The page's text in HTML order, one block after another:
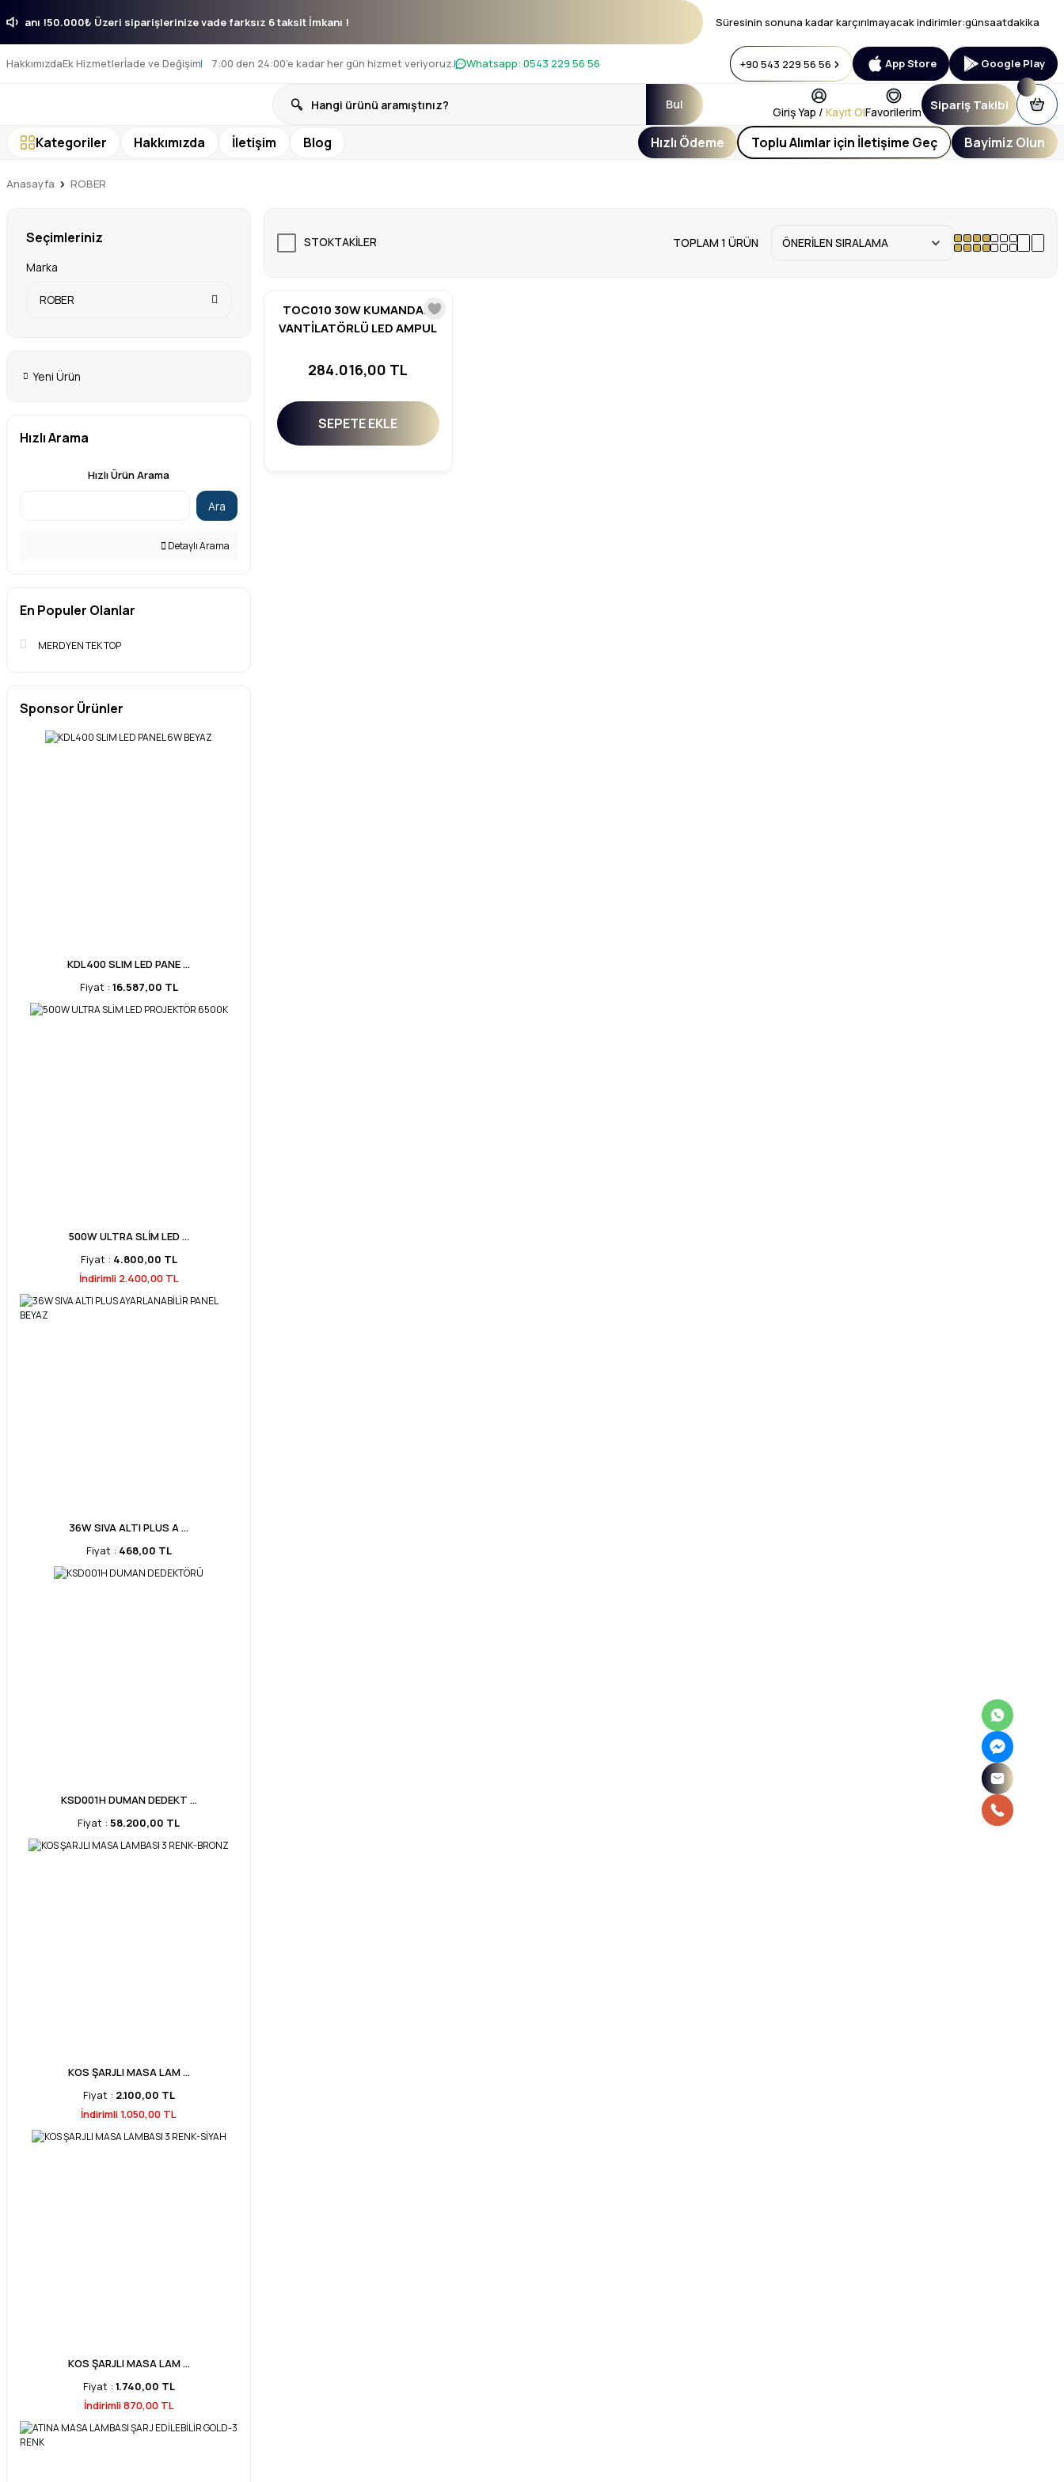
taksit İmkanı !50.000₺ Üzeri siparişlerinize vade farksız 6 taksit İmkanı ! Süresinin sonuna kadar karçırılmayacak indirimler:günsaatdakika
HakkımızdaEk Hizmetlerİade ve Değişim 7:00 den 24:00’e kadar her gün hizmet veriyoruz. Whatsapp: 0543 229 56 56 +90 543 229 56 56 App Store Google Play
Bul
Giriş Yap / Kayıt OlFavorilerim Sipariş Takibi
Kategoriler Hakkımızda İletişim Blog Hızlı Ödeme Toplu Alımlar için İletişime Geç Bayimiz Olun
Anasayfa ROBER
Seçimleriniz
Marka
ROBER
Yeni Ürün
Hızlı Arama
Hızlı Ürün Arama
Ara
Detaylı Arama
En Populer Olanlar
MERDYEN TEK TOP
Sponsor Ürünler
KDL400 SLIM LED PANE ...
Fiyat : 16.587,00 TL
500W ULTRA SLİM LED ...
Fiyat : 4.800,00 TL
İndirimli 2.400,00 TL
36W SIVA ALTI PLUS A ...
Fiyat : 468,00 TL
KSD001H DUMAN DEDEKT ...
Fiyat : 58.200,00 TL
KOS ŞARJLI MASA LAM ...
Fiyat : 2.100,00 TL
İndirimli 1.050,00 TL
KOS ŞARJLI MASA LAM ...
Fiyat : 1.740,00 TL
İndirimli 870,00 TL
STOKTAKILER TOPLAM 1 ÜRÜN
TOC010 30W KUMANDALI
VANTİLATÖRLÜ LED AMPUL
284.016,00 TL
SEPETE EKLE